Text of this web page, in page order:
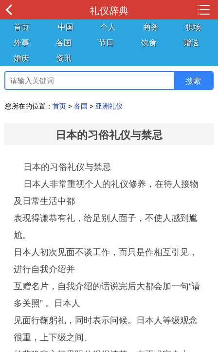
礼仪辞典
首页 中国 个人 商务
职场
外事
各国 节日 饮食
赠送
婚庆
资讯
您所在的位置： 首页 > 各国 > 亚洲礼仪
日本的习俗礼仪与禁忌
日本的习俗礼仪与禁忌
日本人非常重视个人的礼仪修养，在待人接物
及日常生活中都
表现得谦恭有礼，给足别人面子，不使人感到尴
尬。
日本人初次见面不谈工作，而只是作相互引见，
进行自我介绍并
互赠名片，自我介绍的话说完后大都会加一句“请
多关照” 。日本人
见面行鞠躬礼，同时表示问候。日本人等级观念
很重，上下级之间、